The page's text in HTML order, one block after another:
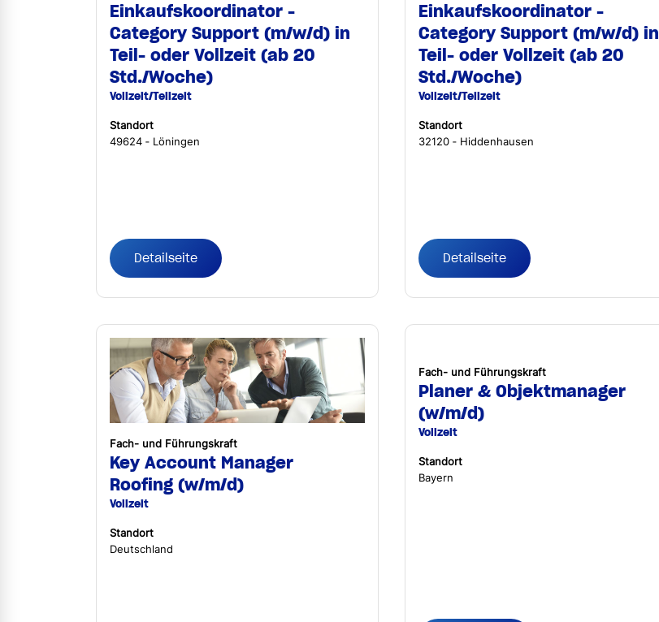
Einkaufskoordinator -
Category Support (m/w/d) in
Teil- oder Vollzeit (ab 20
Std./Woche)
Vollzeit/Teilzeit
Standort
49624 ‐ Löningen
Detailseite
Einkaufskoordinator -
Category Support (m/w/d) in
Teil- oder Vollzeit (ab 20
Std./Woche)
Vollzeit/Teilzeit
Standort
32120 ‐ Hiddenhausen
Detailseite
Fach- und Führungskraft
Key Account Manager
Roofing (w/m/d)
Vollzeit
Standort
Deutschland
Fach- und Führungskraft
Planer & Objektmanager
(w/m/d)
Vollzeit
Standort
Bayern